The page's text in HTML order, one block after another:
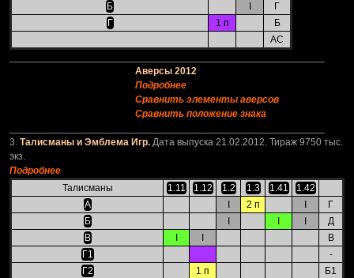
Б
Г
Г
1 п
Б
АС
Аверсы 2012
Подробнее
Сравнить элементы аверсов
Сравнить положение знака
3. Талисманы и Эмблема Игр. Дата выпуска 21.02.2012. Тираж 9750 тыс.
экз.
Подробнее
Талисманы
1.11 1.12 1.2 1.3 1.41
1.42
А
2 п
Г
Б
Д
В
В
Г1
-
Г2
1 п
Б1